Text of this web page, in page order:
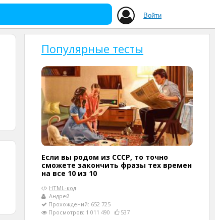
Войти
Популярные тесты
Если вы родом из СССР, то точно
сможете закончить фразы тех времен
на все 10 из 10
HTML-код
Андрей
Прохождений: 652 725
Просмотров: 1 011 490
537